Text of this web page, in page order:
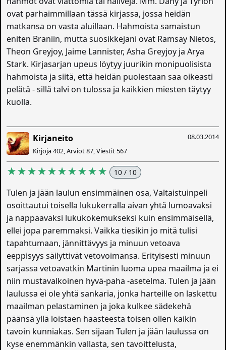
ovat parhaimmillaan tässä kirjassa, jossa heidän
matkansa on vasta aluillaan. Hahmoista samaistun
eniten Braniin, mutta suosikkejani ovat Ramsay Nietos,
Theon Greyjoy, Jaime Lannister, Asha Greyjoy ja Arya
Stark. Kirjasarjan upeus löytyy juurikin monipuolisista
hahmoista ja siitä, että heidän puolestaan saa oikeasti
pelätä - sillä talvi on tulossa ja kaikkien miesten täytyy
kuolla.
08.03.2014
Kirjaneito
Kirjoja 402, Arviot 87, Viestit 567
★★★★★★★★★★ 10 / 10
Tulen ja jään laulun ensimmäinen osa, Valtaistuinpeli
osoittautui toisella lukukerralla aivan yhtä lumoavaksi
ja nappaavaksi lukukokemukseksi kuin ensimmäisellä,
ellei jopa paremmaksi. Vaikka tiesikin jo mitä tulisi
tapahtumaan, jännittävyys ja minuun vetoava
eeppisyys säilyttivät vetovoimansa. Erityisesti minuun
sarjassa vetoavatkin Martinin luoma upea maailma ja ei
niin mustavalkoinen hyvä-paha -asetelma. Tulen ja jään
laulussa ei ole yhtä sankaria, jonka harteille on laskettu
maailman pelastaminen ja joka kulkee sädekehä
päänsä yllä loistaen haasteesta toisen ollen kaikin
tavoin kunniakas. Sen sijaan Tulen ja jään laulussa on
kyse enemmänkin vallasta, sen tavoittelusta,